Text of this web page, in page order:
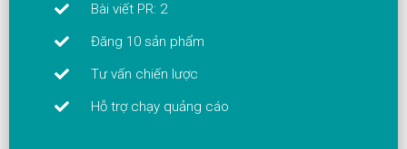
Bài viết PR: 2
Đăng 10 sản phẩm
Tư vấn chiến lược
Hỗ trợ chạy quảng cáo